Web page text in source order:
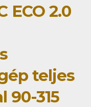
ECO 2.0
teljes
90-315